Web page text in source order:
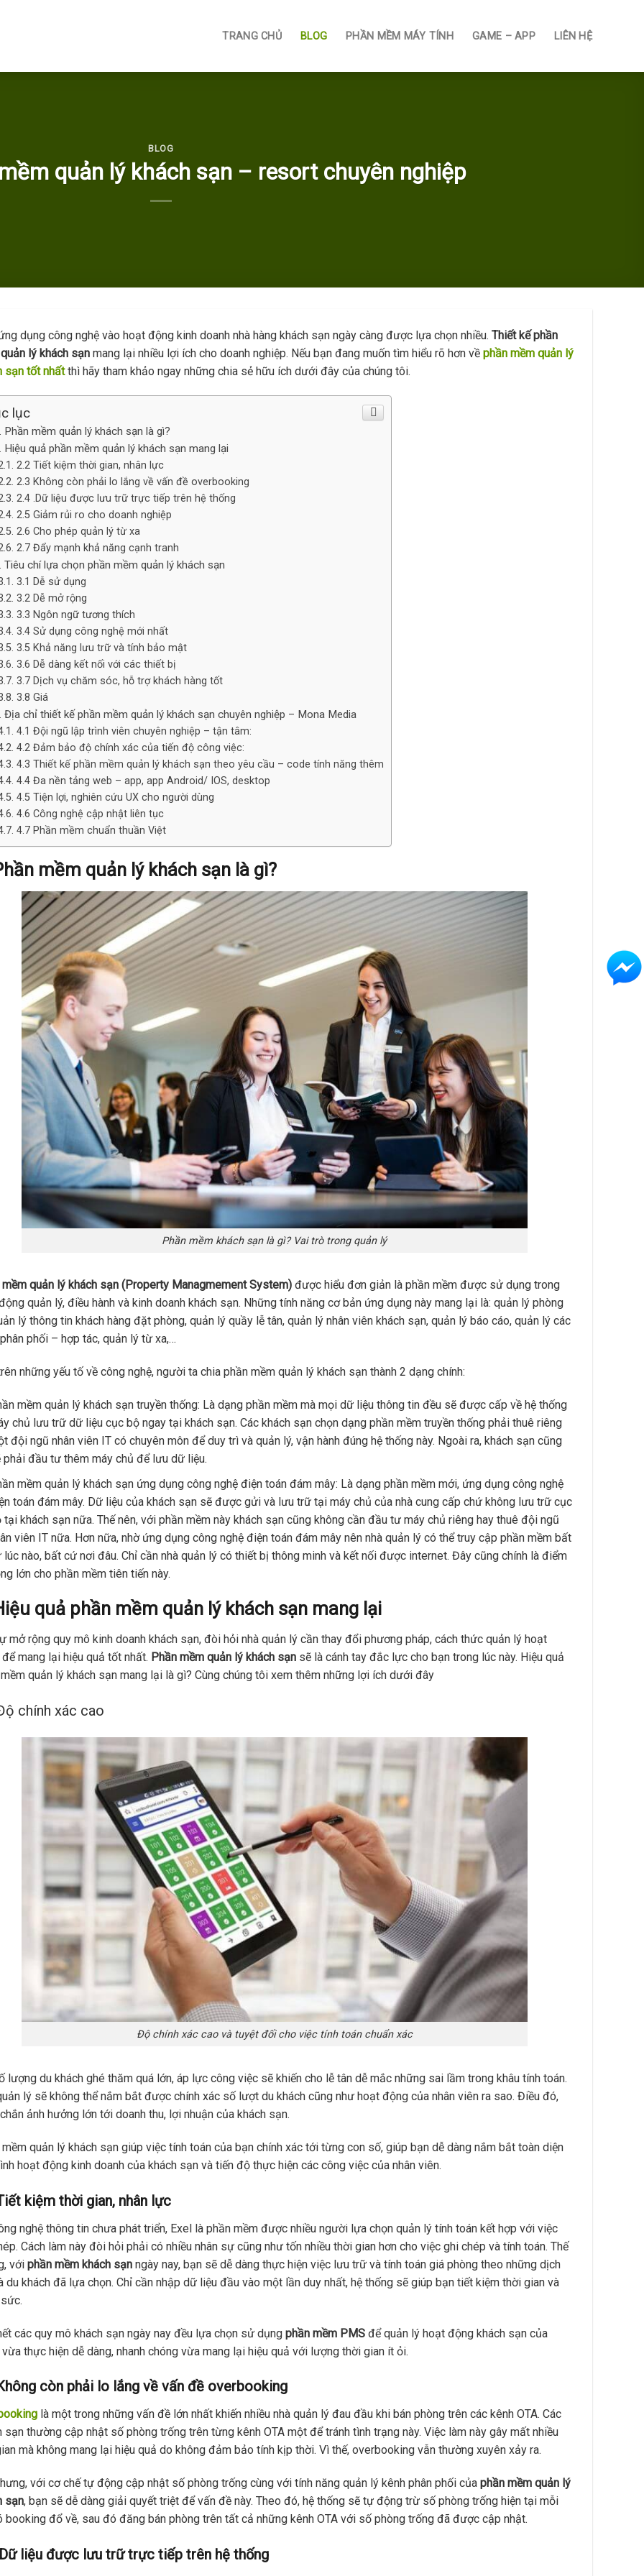
TRANG CHỦ BLOG PHẦN MỀM MÁY TÍNH GAME – APP LIÊN HỆ
BLOG
quản lý khách sạn – resort chuyên nghiệp
dụng công nghệ vào hoạt động kinh doanh nhà hàng khách sạn ngày càng được lựa chọn nhiều. Thiết kế phần
lý khách sạn mang lại nhiều lợi ích cho doanh nghiệp. Nếu bạn đang muốn tìm hiểu rõ hơn về phần mềm quản lý
sạn tốt nhấtthì hãy tham khảo ngay những chia sẻ hữu ích dưới đây của chúng tôi.
lục
Phần mềm quản lý khách sạn là gì?
Hiệu quả phần mềm quản lý khách sạn mang lại
2.2 Tiết kiệm thời gian, nhân lực
2.3 Không còn phải lo lắng về vấn đề overbooking
2.4 .Dữ liệu được lưu trữ trực tiếp trên hệ thống
2.5 Giảm rủi ro cho doanh nghiệp
2.6 Cho phép quản lý từ xa
2.7 Đẩy mạnh khả năng cạnh tranh
Tiêu chí lựa chọn phần mềm quản lý khách sạn
3.1 Dễ sử dụng
3.2 Dễ mở rộng
3.3 Ngôn ngữ tương thích
3.4 Sử dụng công nghệ mới nhất
3.5 Khả năng lưu trữ và tính bảo mật
3.6 Dễ dàng kết nối với các thiết bị
3.7 Dịch vụ chăm sóc, hỗ trợ khách hàng tốt
3.8 Giá
Địa chỉ thiết kế phần mềm quản lý khách sạn chuyên nghiệp – Mona Media
4.1 Đội ngũ lập trình viên chuyên nghiệp – tận tâm:
4.2 Đảm bảo độ chính xác của tiến độ công việc:
4.3 Thiết kế phần mềm quản lý khách sạn theo yêu cầu – code tính năng thêm
4.4 Đa nền tảng web – app, app Android/ IOS, desktop
4.5 Tiện lợi, nghiên cứu UX cho người dùng
4.6 Công nghệ cập nhật liên tục
4.7 Phần mềm chuẩn thuần Việt
mềm quản lý khách sạn là gì?
Phần mềm khách sạn là gì? Vai trò trong quản lý
quản lý khách sạn (Property Managmement System) được hiểu đơn giản là phần mềm được sử dụng trong
quản lý, điều hành và kinh doanh khách sạn. Những tính năng cơ bản ứng dụng này mang lại là: quản lý phòng
lý thông tin khách hàng đặt phòng, quản lý quầy lễ tân, quản lý nhân viên khách sạn, quản lý báo cáo, quản lý các
phối – hợp tác, quản lý từ xa,…
những yếu tố về công nghệ, người ta chia phần mềm quản lý khách sạn thành 2 dạng chính:
mềm quản lý khách sạn truyền thống: Là dạng phần mềm mà mọi dữ liệu thông tin đều sẽ được cấp về hệ thống
chủ lưu trữ dữ liệu cục bộ ngay tại khách sạn. Các khách sạn chọn dạng phần mềm truyền thống phải thuê riêng
đội ngũ nhân viên IT có chuyên môn để duy trì và quản lý, vận hành đúng hệ thống này. Ngoài ra, khách sạn cũng
phải đầu tư thêm máy chủ để lưu dữ liệu.
mềm quản lý khách sạn ứng dụng công nghệ điện toán đám mây: Là dạng phần mềm mới, ứng dụng công nghệ
toán đám mây. Dữ liệu của khách sạn sẽ được gửi và lưu trữ tại máy chủ của nhà cung cấp chứ không lưu trữ cục
tại khách sạn nữa. Thế nên, với phần mềm này khách sạn cũng không cần đầu tư máy chủ riêng hay thuê đội ngũ
viên IT nữa. Hơn nữa, nhờ ứng dụng công nghệ điện toán đám mây nên nhà quản lý có thể truy cập phần mềm bất
lúc nào, bất cứ nơi đâu. Chỉ cần nhà quản lý có thiết bị thông minh và kết nối được internet. Đây cũng chính là điểm
lớn cho phần mềm tiên tiến này.
quả phần mềm quản lý khách sạn mang lại
mở rộng quy mô kinh doanh khách sạn, đòi hỏi nhà quản lý cần thay đổi phương pháp, cách thức quản lý hoạt
mang lại hiệu quả tốt nhất. Phần mềm quản lý khách sạn sẽ là cánh tay đắc lực cho bạn trong lúc này. Hiệu quả
quản lý khách sạn mang lại là gì? Cùng chúng tôi xem thêm những lợi ích dưới đây
chính xác cao
Độ chính xác cao và tuyệt đối cho việc tính toán chuẩn xác
lượng du khách ghé thăm quá lớn, áp lực công việc sẽ khiến cho lễ tân dễ mắc những sai lầm trong khâu tính toán.
lý sẽ không thể nắm bắt được chính xác số lượt du khách cũng như hoạt động của nhân viên ra sao. Điều đó,
ảnh hưởng lớn tới doanh thu, lợi nhuận của khách sạn.
quản lý khách sạn giúp việc tính toán của bạn chính xác tới từng con số, giúp bạn dễ dàng nắm bắt toàn diện
hoạt động kinh doanh của khách sạn và tiến độ thực hiện các công việc của nhân viên.
kiệm thời gian, nhân lực
nghệ thông tin chưa phát triển, Exel là phần mềm được nhiều người lựa chọn quản lý tính toán kết hợp với việc
Cách làm này đòi hỏi phải có nhiều nhân sự cũng như tốn nhiều thời gian hơn cho việc ghi chép và tính toán. Thế
với phần mềm khách sạn ngày nay, bạn sẽ dễ dàng thực hiện việc lưu trữ và tính toán giá phòng theo những dịch
du khách đã lựa chọn. Chỉ cần nhập dữ liệu đầu vào một lần duy nhất, hệ thống sẽ giúp bạn tiết kiệm thời gian và
các quy mô khách sạn ngày nay đều lựa chọn sử dụng phần mềm PMS để quản lý hoạt động khách sạn của
vừa thực hiện dễ dàng, nhanh chóng vừa mang lại hiệu quả với lượng thời gian ít ỏi.
còn phải lo lắng về vấn đề overbooking
là một trong những vấn đề lớn nhất khiến nhiều nhà quản lý đau đầu khi bán phòng trên các kênh OTA. Các
sạn thường cập nhật số phòng trống trên từng kênh OTA một để tránh tình trạng này. Việc làm này gây mất nhiều
mà không mang lại hiệu quả do không đảm bảo tính kịp thời. Vì thế, overbooking vẫn thường xuyên xảy ra.
với cơ chế tự động cập nhật số phòng trống cùng với tính năng quản lý kênh phân phối của phần mềm quản lý
sạn, bạn sẽ dễ dàng giải quyết triệt để vấn đề này. Theo đó, hệ thống sẽ tự động trừ số phòng trống hiện tại mỗi
booking đổ về, sau đó đăng bán phòng trên tất cả những kênh OTA với số phòng trống đã được cập nhật.
liệu được lưu trữ trực tiếp trên hệ thống